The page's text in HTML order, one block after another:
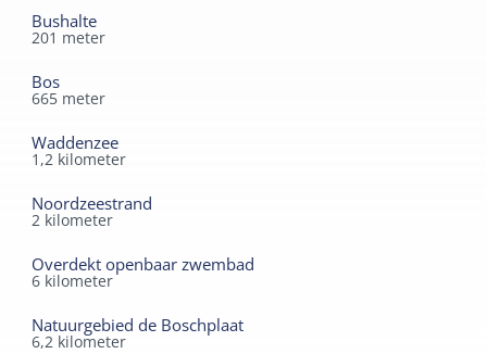
Bushalte
201 meter
Bos
665 meter
Waddenzee
1,2 kilometer
Noordzeestrand
2 kilometer
Overdekt openbaar zwembad
6 kilometer
Natuurgebied de Boschplaat
6,2 kilometer